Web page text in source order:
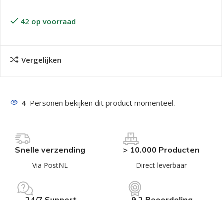
42 op voorraad
Vergelijken
4 Personen bekijken dit product momenteel.
Snelle verzending
Via PostNL
> 10.000 Producten
Direct leverbaar